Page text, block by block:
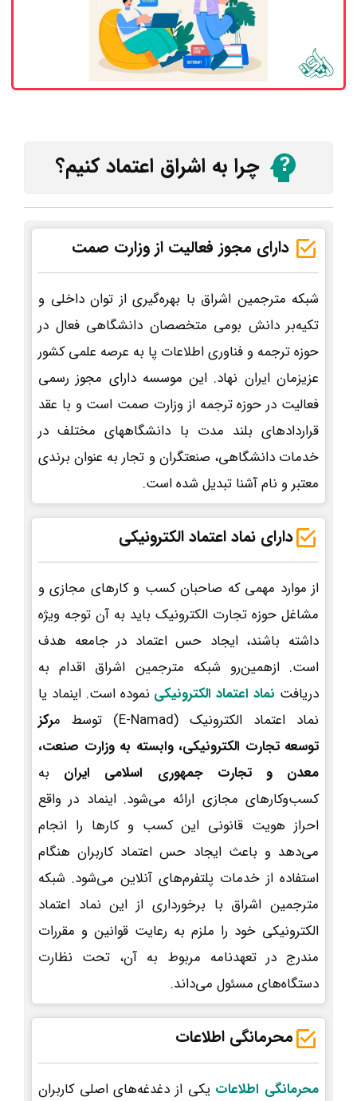
چرا به اشراق اعتماد کنیم؟
دارای مجوز فعالیت از وزارت صمت
شبکه مترجمین اشراق با بهره‌گیری از توان داخلی و
تکیه‌بر دانش بومی متخصصان دانشگاهی فعال در
حوزه ترجمه و فناوری اطلاعات پا به عرصه علمی کشور
عزیزمان ایران نهاد. این موسسه دارای مجوز رسمی
فعالیت در حوزه ترجمه از وزارت صمت است و با عقد
قراردادهای بلند مدت با دانشگاههای مختلف در
خدمات دانشگاهی، صنعتگران و تجار به عنوان برندی
معتبر و نام آشنا تبدیل شده است.
دارای نماد اعتماد الکترونیکی
از موارد مهمی که صاحبان کسب و کارهای مجازی و
مشاغل حوزه تجارت الکترونیک باید به آن توجه ویژه
داشته باشند، ایجاد حس اعتماد در جامعه هدف
است. ازهمین‌رو شبکه مترجمین اشراق اقدام به
دریافت نماد اعتماد الکترونیکی نموده است. اینماد یا
نماد اعتماد الکترونیک (E-Namad) توسط م
رکز
توسعه تجارت الکترونیکی، وابسته به وزارت صنعت،
معدن و تجارت جمهوری اسلامی ایران به
کسب‌وکارهای مجازی ارائه می‌شود. اینماد در واقع
احراز هویت قانونی این کسب و کارها را انجام
می‌دهد و باعث ایجاد حس اعتماد کاربران هنگام
استفاده از خدمات پلتفرم‌های آنلاین می‌شود. شبکه
مترجمین اشراق با برخورداری از این نماد اعتماد
الکترونیکی خود را ملزم به رعایت قوانین و مقررات
مندرج در تعهدنامه مربوط به آن، تحت نظارت
دستگاه‌های مسئول می‌داند.
محرمانگی اطلاعات
محرمانگی اطلاعات یکی از دغدغه‌های اصلی کاربران